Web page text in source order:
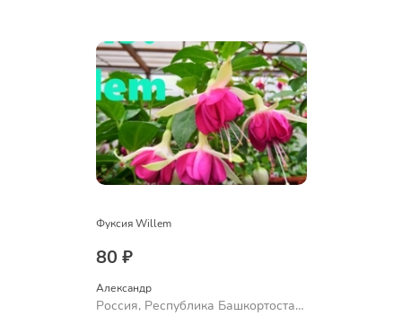
Фуксия Willem
80 ₽
Александр
Россия, Республика Башкортостан,